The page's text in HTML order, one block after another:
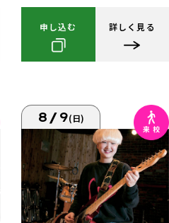
申し込む 詳しく見る
8/9(日)